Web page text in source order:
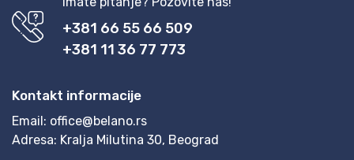
+381 66 55 66 509
+381 11 36 77 773
Kontakt informacije
Email: office@belano.rs
Adresa: Kralja Milutina 30, Beograd